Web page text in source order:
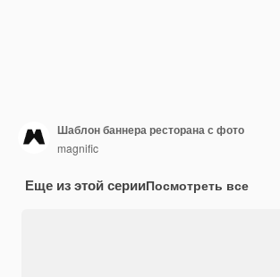
Шаблон баннера ресторана с фото
magnific
Еще из этой серииПосмотреть все